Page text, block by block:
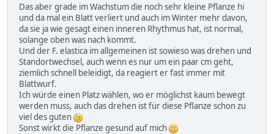
Das aber grade im Wachstum die noch sehr kleine Pflanze hi
und da mal ein Blatt verliert und auch im Winter mehr davon,
da sie ja wie gesagt einen inneren Rhythmus hat, ist normal,
solange oben was nach kommt.
Und der F. elastica im allgemeinen ist sowieso was drehen und
Standortwechsel, auch wenn es nur um ein paar cm geht,
ziemlich schnell beleidigt, da reagiert er fast immer mit
Blattwurf.
Ich würde einen Platz wählen, wo er möglichst kaum bewegt
werden muss, auch das drehen ist für diese Pflanze schon zu
viel des guten
Sonst wirkt die Pflanze gesund auf mich